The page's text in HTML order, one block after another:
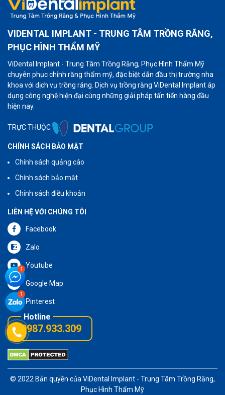
VIDENTAL IMPLANT - TRUNG TÂM TRỒNG RĂNG,
PHỤC HÌNH THẨM MỸ
ViDental Implant - Trung Tâm Trồng Răng, Phục Hình Thẩm Mỹ
chuyên phục chỉnh răng thẩm mỹ, đặc biệt dẫn đầu thị trường nha
khoa với dịch vụ trồng răng. Dịch vụ trồng răng ViDental Implant áp
dụng công nghệ hiện đại cùng những giải pháp tấn tiến hàng đầu
hiện nay.
TRỰC THUỘC
CHÍNH SÁCH BẢO MẬT
Chính sách quảng cáo
Chính sách bảo mật
Chính sách điều khoản
LIÊN HỆ VỚI CHÚNG TÔI
Facebook
Zalo
Youtube
Google Map
Pinterest
0987.933.309
© 2022 Bản quyền củaViDental Implant - Trung Tâm Trồng Răng,
Phục Hình Thẩm Mỹ